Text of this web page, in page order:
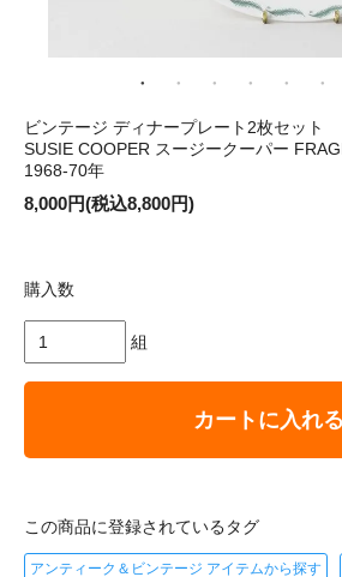
ビンテージ ディナープレート2枚セット
SUSIE COOPER スージークーパー
1968-70年
8,000円(税込8,800円)
購入数
組
カートに入れる
この商品に登録されているタグ
アンティーク＆ビンテージ アイテムから探す